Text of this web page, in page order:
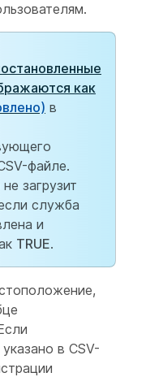
как
в
файле.
загрузит
служба
и
TRUE.
в CSV-